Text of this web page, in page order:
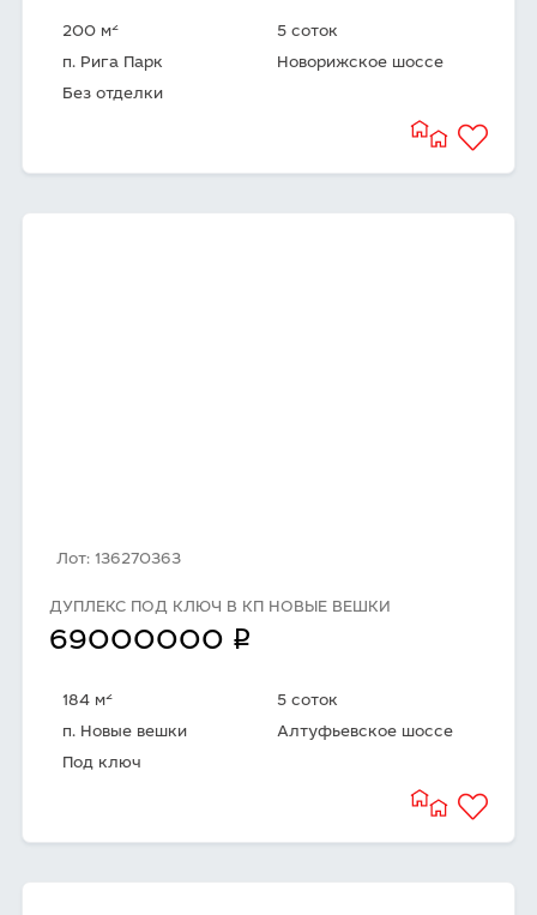
200 м2
5 соток
п. Рига Парк
Новорижское шоссе
Без отделки
Лот: 136270363
ДУПЛЕКС ПОД КЛЮЧ В КП НОВЫЕ ВЕШКИ
69000000 q
184 м2
5 соток
п. Новые вешки
Алтуфьевское шоссе
Под ключ